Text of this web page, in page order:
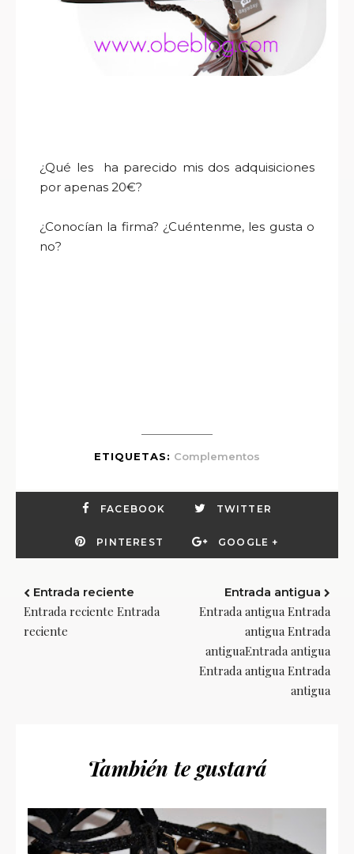
¿Qué les ha parecido mis dos adquisiciones
por apenas 20€?
¿Conocían la firma? ¿Cuéntenme, les gusta o
no?
ETIQUETAS: Complementos
FACEBOOK TWITTER
PINTEREST GOOGLE +
Entrada reciente
Entrada reciente Entrada
reciente
Entrada antigua
Entrada antigua Entrada
antigua Entrada
antiguaEntrada antigua
Entrada antigua Entrada
antigua
También te gustará